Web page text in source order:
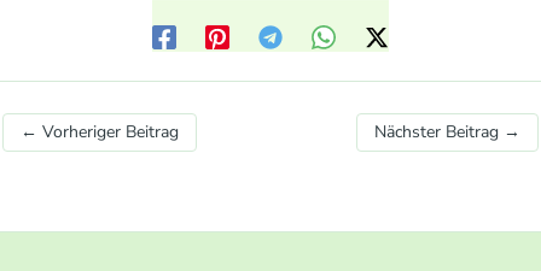
← Vorheriger Beitrag Nächster Beitrag →